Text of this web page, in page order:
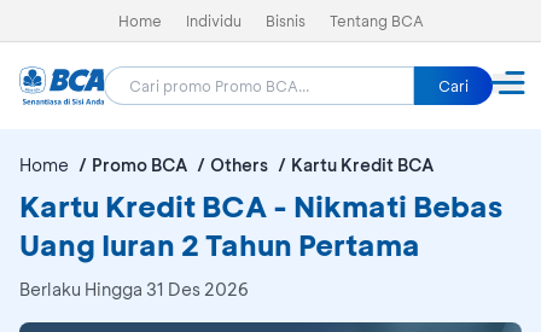
Home Individu Bisnis Tentang BCA
Cari
Home Promo BCA Others Kartu Kredit BCA
Kartu Kredit BCA - Nikmati Bebas
Uang Iuran 2 Tahun Pertama
Berlaku Hingga 31 Des 2026